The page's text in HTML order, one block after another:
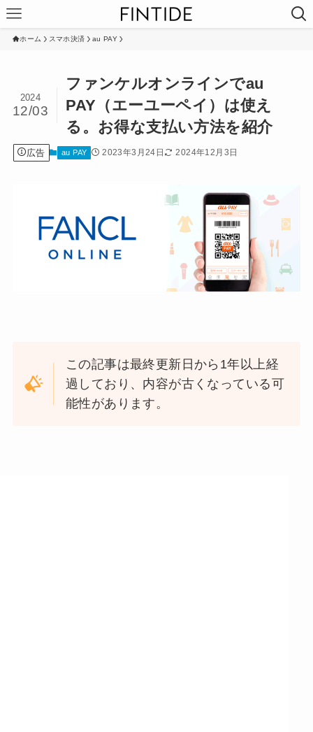
ホーム スマホ決済 au PAY
ファンケルオンラインでau
PAY（エーユーペイ）は使え
る。お得な支払い方法を紹介
2024
12/03
広告 au PAY 2023年3月24日 2024年12月3日
この記事は最終更新日から1年以上経
過しており、内容が古くなっている可
能性があります。